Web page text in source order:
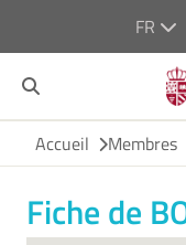
FR
Accueil Membres
Fiche de